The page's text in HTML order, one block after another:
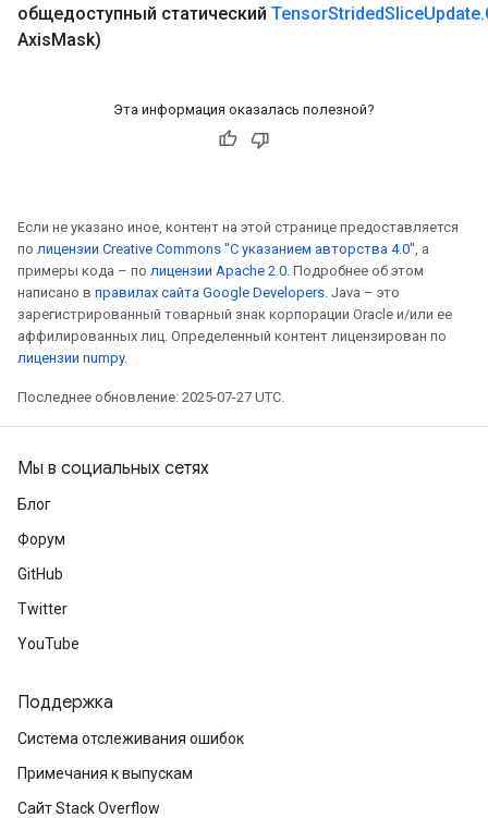
общедоступный статический TensorStridedSliceUpdate.
AxisMask)
Эта информация оказалась полезной?
Если не указано иное, контент на этой странице предоставляется
по лицензии Creative Commons "С указанием авторства 4.0", а
примеры кода – по лицензии Apache 2.0. Подробнее об этом
написано в правилах сайта Google Developers. Java – это
зарегистрированный товарный знак корпорации Oracle и/или ее
аффилированных лиц. Определенный контент лицензирован по
лицензии numpy.
Последнее обновление: 2025-07-27 UTC.
Мы в социальных сетях
Блог
Форум
GitHub
Twitter
YouTube
Поддержка
Система отслеживания ошибок
Примечания к выпускам
Сайт Stack Overflow